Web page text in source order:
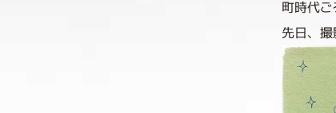
町時代ご
先日、撮